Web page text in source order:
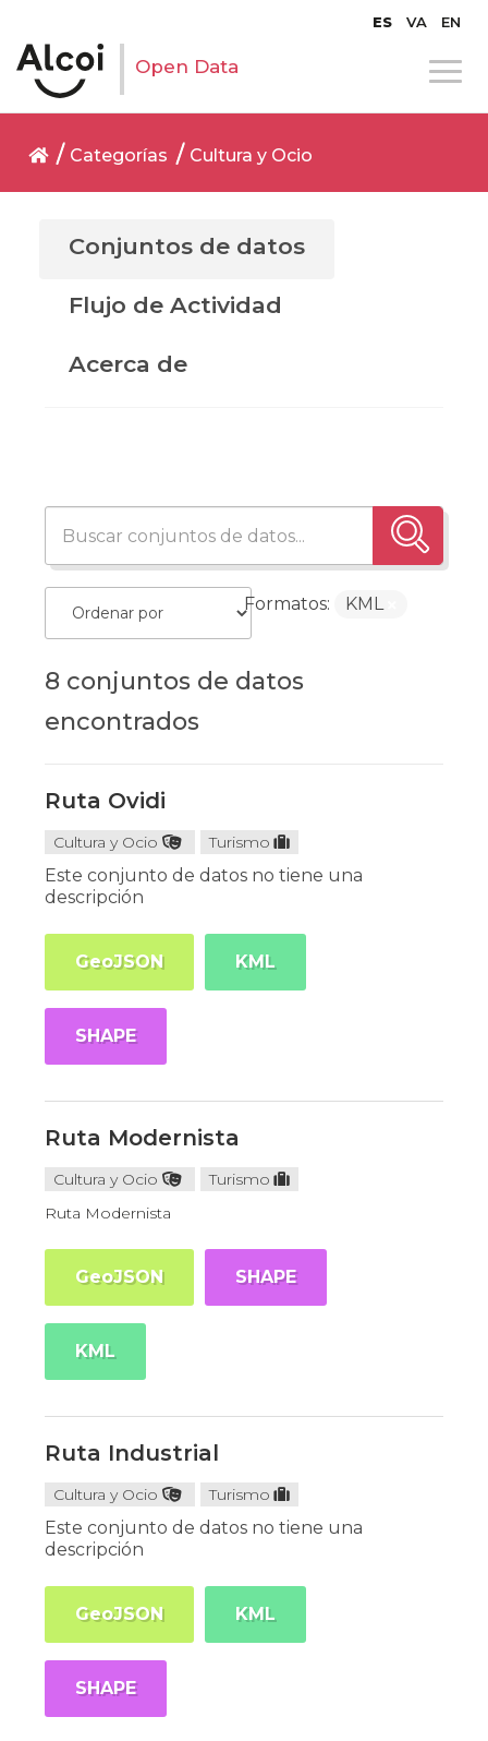
ES VA EN
Open Data
Categorías Cultura y Ocio
Conjuntos de datos
Flujo de Actividad
Acerca de
8 conjuntos de datos
encontrados
Formatos: KML
Ruta Ovidi
Cultura y Ocio Turismo
Este conjunto de datos no tiene una
descripción
GeoJSON KML
SHAPE
Ruta Modernista
Cultura y Ocio
Turismo
Ruta Modernista
GeoJSON SHAPE
KML
Ruta Industrial
Cultura y Ocio Turismo
Este conjunto de datos no tiene una
descripción
GeoJSON KML
SHAPE